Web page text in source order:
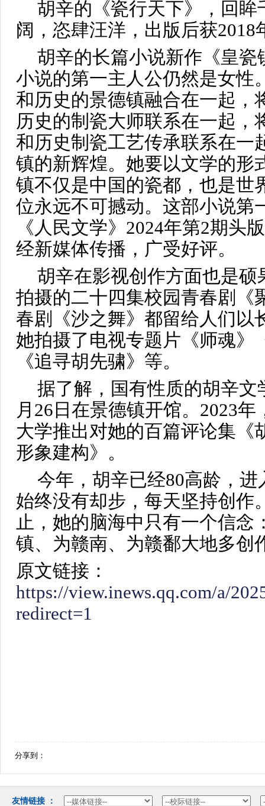
胡辛的《瓷行天下》，回眸
阔，恣肆汪洋，出版后获2018
胡辛的长篇小说新作《皇瓷
小说的第一主人公仍然是女性
和历史的景德镇融合在一起，
历史的制瓷大师联系在一起，
和历史制瓷工艺传承联系在一
镇的新辉煌。她要以文学的形
镇不仅是中国的瓷都，也是世
位永远不可撼动。这部小说第
《人民文学》2024年第2期头
经新媒体传播，广受好评。
胡辛在影视创作方面也是硕
拍摄的二十四集校园青春剧《
春剧《沙之舞》都留给人们以
她拍摄了电视专题片《师魂》
《追寻胡先骕》等。
据了解，国有性质的胡辛文
月26日在景德镇开馆。2023
大学推出对她的百篇评论集《
形象建构》。
今年，胡辛已经80高龄，
始终没有却步，每天坚持创作
止，她的脑海中只有一个信念
镇、为赣南、为赣鄱大地多创
原文链接：
https://view.inews.qq.com/a/
redirect=1
分享到：
友情链接：